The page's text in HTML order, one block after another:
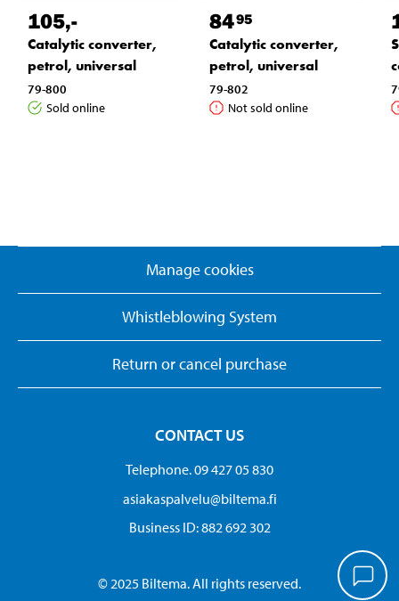
105,-
Catalytic converter,
petrol, universal
79-800
Sold online
8495
Catalytic converter,
petrol, universal
79-802
Not sold online
Manage cookies
Whistleblowing System
Return or cancel purchase
CONTACT US
Telephone. 09 427 05 830
asiakaspalvelu@biltema.fi
Business ID:​ 882 692 302
© 2025 Biltema. All rights reserved.